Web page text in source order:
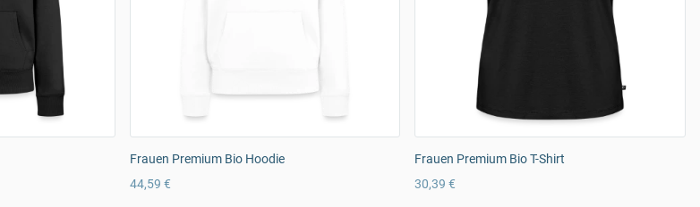
Frauen Premium Bio Hoodie
44,59 €
Frauen Premium Bio T-Shirt
30,39 €